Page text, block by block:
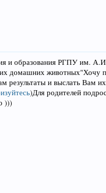
и образования РГПУ им.
домашних животных"Хочу
и выслать Вам
)Для родителей
)))